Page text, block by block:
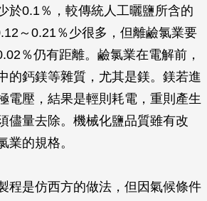
於0.1％，較傳統人工曬鹽所含的
～0.21％少很多，但離鹼氯業要
％仍有距離。鹼氯業在電解前，
的鈣鎂等雜質，尤其是鎂。鎂若進
電壓，結果是輕則耗電，重則產生
儘量去除。機械化鹽品質雖有改
業的規格。
程是仿西方的做法，但因氣候條件